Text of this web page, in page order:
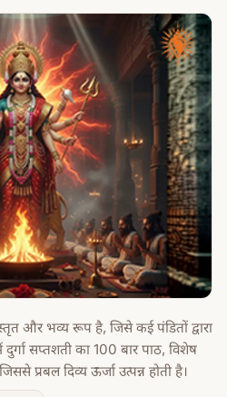
और भव्य रूप है, जिसे कई पंडितों द्वारा
सप्तशती का 100 बार पाठ, विशेष
प्रबल दिव्य ऊर्जा उत्पन्न होती है।